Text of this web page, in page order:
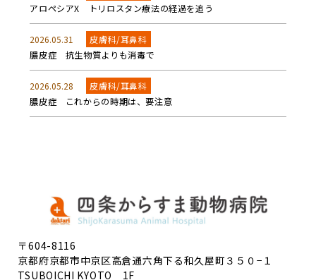
アロペシアX トリロスタン療法の経過を追う
2026.05.31 皮膚科/耳鼻科
膿皮症 抗生物質よりも消毒で
2026.05.28 皮膚科/耳鼻科
膿皮症 これからの時期は、要注意
〒604-8116
京都府京都市中京区高倉通六角下る和久屋町３５０−１
TSUBOICHI KYOTO 1F